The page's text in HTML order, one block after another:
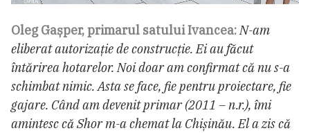
Oleg Gașper, primarul satului Ivancea:N-am
eliberat autorizație de construcție. Ei au făcut
întărirea hotarelor. Noi doar am confirmat că nu s-a
schimbat nimic. Asta se face, fie pentru proiectare, fie
gajare. Când am devenit primar (2011 – n.r.), îmi
amintesc că Shor m-a chemat la Chișinău. El a zis că